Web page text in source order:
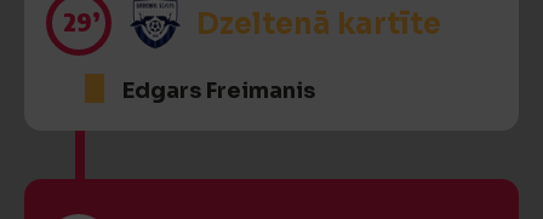
29’ Dzeltenā kartīte
Edgars Freimanis